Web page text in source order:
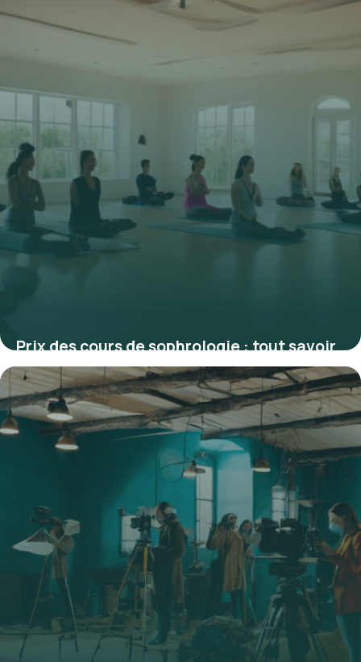
Prix des cours de sophrologie : tout savoir
pour choisir le meilleur tarif
5 février 2026